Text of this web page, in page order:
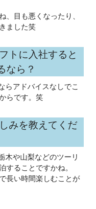
、目も悪くなったり、
ました笑
トに入社すると
なら？
らアドバイスなしでこ
らです。笑
みを教えてくだ
木や山梨などのツーリ
することですかね。
長い時間楽しむことが